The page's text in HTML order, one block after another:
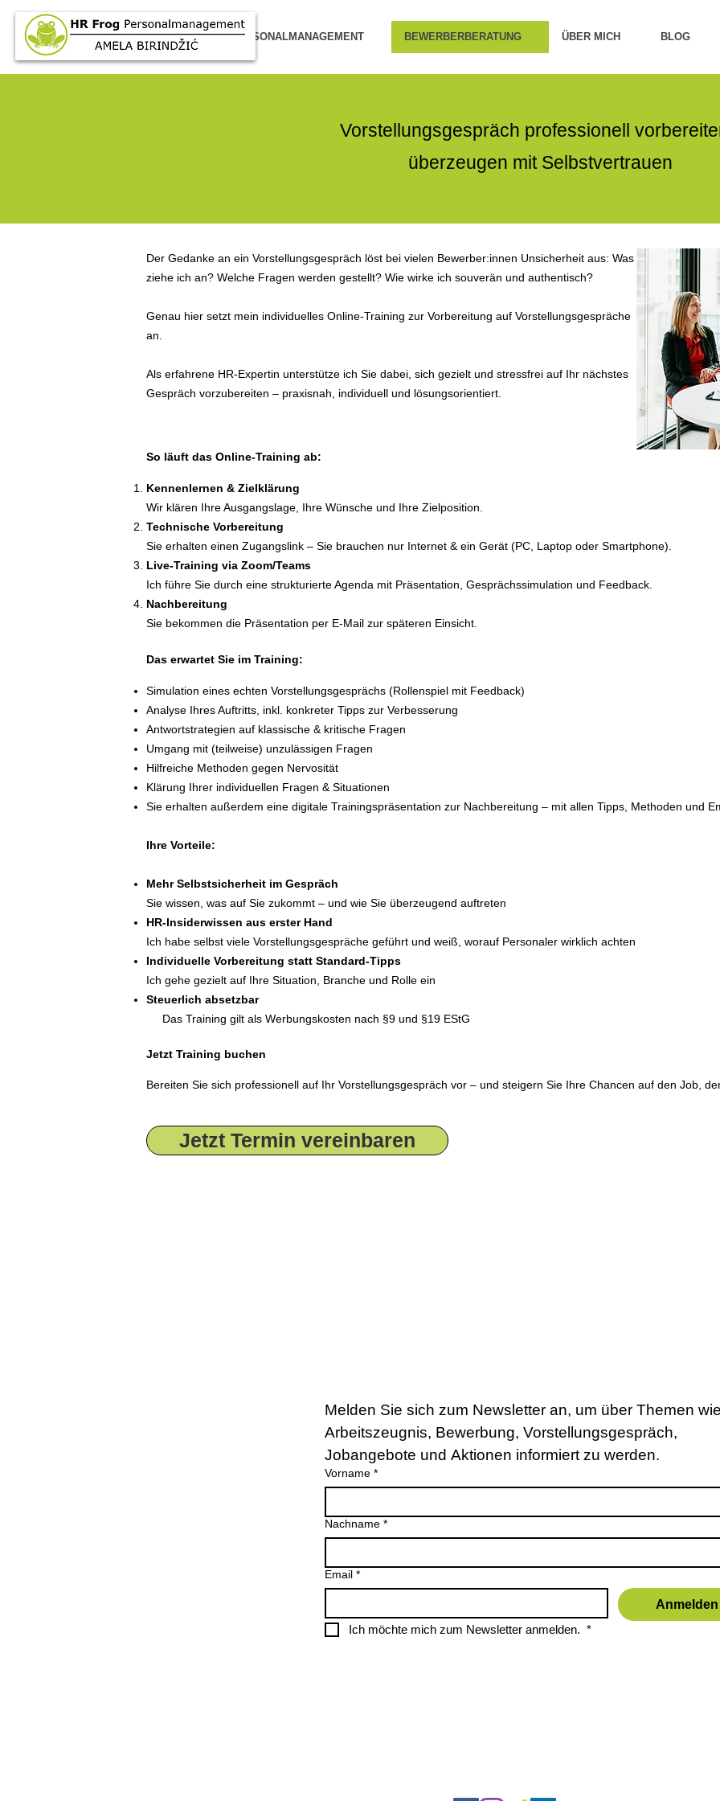
HOME PERSONALMANAGEMENT BEWERBERBERATUNG ÜBER MICH BLOG
Vorstellungsgespräch professionell
überzeugen mit Selbstvertrauen
Der Gedanke an ein Vorstellungsgespräch löst bei vielen Bewerber:innen Unsicherheit aus: Was
ziehe ich an? Welche Fragen werden gestellt? Wie wirke ich souverän und authentisch?
Genau hier setzt mein individuelles Online-Training zur Vorbereitung auf Vorstellungsgespräche
an.
Als erfahrene HR-Expertin unterstütze ich Sie dabei, sich gezielt und stressfrei auf Ihr nächstes
Gespräch vorzubereiten – praxisnah, individuell und lösungsorientiert.
So läuft das Online-Training ab:
Kennenlernen & Zielklärung
Wir klären Ihre Ausgangslage, Ihre Wünsche und Ihre Zielposition.
Technische Vorbereitung
Sie erhalten einen Zugangslink – Sie brauchen nur Internet & ein Gerät (PC, Laptop oder Smartphone).
Live-Training via Zoom/Teams
Ich führe Sie durch eine strukturierte Agenda mit Präsentation, Gesprächssimulation und Feedback.
Nachbereitung
Sie bekommen die Präsentation per E-Mail zur späteren Einsicht.
Das erwartet Sie im Training:
Simulation eines echten Vorstellungsgesprächs (Rollenspiel mit Feedback)
Analyse Ihres Auftritts, inkl. konkreter Tipps zur Verbesserung
Antwortstrategien auf klassische & kritische Fragen
Umgang mit (teilweise) unzulässigen Fragen
Hilfreiche Methoden gegen Nervosität
Klärung Ihrer individuellen Fragen & Situationen
Sie erhalten außerdem eine digitale Trainingspräsentation zur Nachbereitung – mit allen Tipps, Methoden und
Ihre Vorteile:
Mehr Selbstsicherheit im Gespräch
Sie wissen, was auf Sie zukommt – und wie Sie überzeugend auftreten
HR-Insiderwissen aus erster Hand
Ich habe selbst viele Vorstellungsgespräche geführt und weiß, worauf Personaler wirklich achten
Individuelle Vorbereitung statt Standard-Tipps
Ich gehe gezielt auf Ihre Situation, Branche und Rolle ein
Steuerlich absetzbar
Das Training gilt als Werbungskosten nach §9 und §19 EStG
Jetzt Training buchen
Bereiten Sie sich professionell auf Ihr Vorstellungsgespräch vor – und steigern Sie Ihre Chancen auf den Job,
Jetzt Termin vereinbaren
Melden Sie sich zum Newsletter an, um über Themen wie
Arbeitszeugnis, Bewerbung, Vorstellungsgespräch,
Jobangebote und Aktionen informiert zu werden.
Vorname *
Nachname *
Email *
Anmelden
Ich möchte mich zum Newsletter anmelden. *